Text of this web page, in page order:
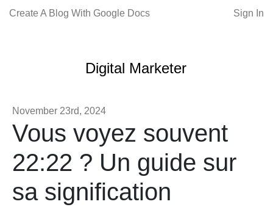
Create A Blog With Google Docs Sign In
Digital Marketer
November 23rd, 2024
Vous voyez souvent
22:22 ? Un guide sur
sa signification